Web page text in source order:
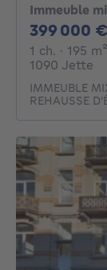
Immeuble
399 000 €
1 ch. 1
· 195 m²
1090 Jette
IMMEUBLE
REHAUSSE